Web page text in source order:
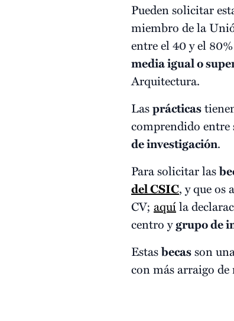
Pueden solicitar
miembro de la
entre el 40 y el
media igual o
Arquitectura.
Lasprácticas
comprendido entre
de investigación.
Para solicitar las
del CSIC, y que
CV; aquíla
centro ygrupo de
Estasbecasson
con más arraigo